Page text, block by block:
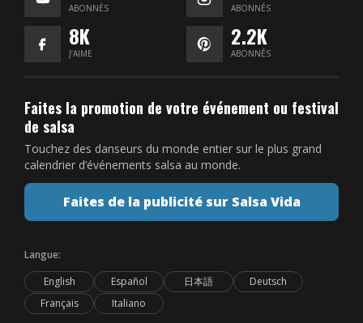
ABONNÉS ABONNÉS
8K
J’AIME
2.2K
ABONNÉS
Faites la promotion de votre événement ou festival
de salsa
Touchez des danseurs du monde entier sur le plus grand
calendrier d’événements salsa au monde.
Faites de la publicité sur Salsa Vida
Langue:
English
Español 日本語
Deutsch
Français
Italiano